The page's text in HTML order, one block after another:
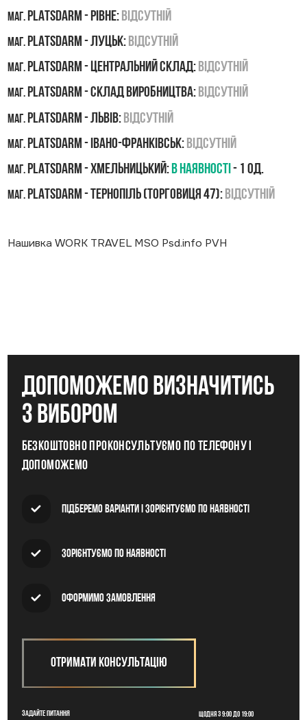
маг.PLATSDARM - Рівне:Відсутній
маг.PLATSDARM - Луцьк:Відсутній
маг.PLATSDARM - Центральний склад:Відсутній
маг.PLATSDARM - Склад виробництва:Відсутній
маг.PLATSDARM - Львів: Відсутній
маг.PLATSDARM - Івано-Франківськ:Відсутній
маг.PLATSDARM - Хмельницький:В наявності- 1 од.
маг.PLATSDARM - Тернопіль (Торговиця 47):Відсутній
Нашивка WORK TRAVEL MSO Psd.info PVH
допоможемо визначитись
з вибором
Безкоштовно проконсультуємо по телефону і
допоможемо
Підберемо варіанти і зорієнтуємо по наявності
Зорієнтуємо по наявності
Оформимо замовлення
Отримати консультацію
Задайте питання Щодня з 9:00 до 19:00